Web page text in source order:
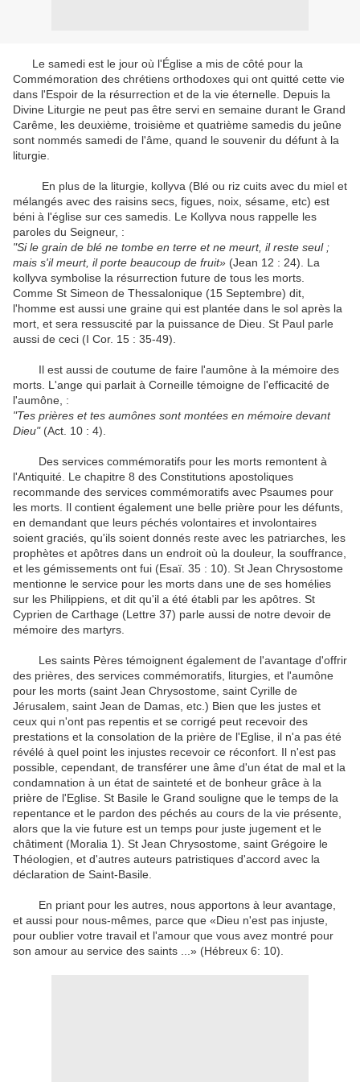
Le samedi est le jour où l'Église a mis de côté pour la
Commémoration des chrétiens orthodoxes qui ont quitté cette vie
dans l'Espoir de la résurrection et de la vie éternelle Depuis la
Divine Liturgie ne peut pas être servi en semaine durant le Grand
Carême les deuxième troisième et quatrième samedis du jeûne
sont nommés samedi de l'âme , quand le souvenir du défunt à la
liturgie
En plus de la liturgie kollyva (Blé ou riz cuits avec du miel et
mélangés avec des raisins secs , figues, noix, sésame , etc) est
béni à l'église sur ces samedis Le Kollyva nous rappelle les
paroles du Seigneur, :
"Si le grain de blé ne tombe en terre et ne meurt, il reste seul ;
mais s'il meurt, ilporte beaucoup de fruit» (Jean 12 : 24)
La
kollyva symbolise la résurrection future de tous les morts
Comme St Simeon de Thessalonique (15 Septembre) dit
l'homme est aussi une graine qui est plantée dans le sol après la
mort, et sera ressuscité par la puissance de Dieu St Paul parle
aussi de ceci (I Cor. 15 : 35-49)
Il est aussi de coutume de faire l'aumône à la mémoire des
morts L'ange qui parlait à Corneille témoigne de l'efficacité de
l'aumône :
"Tes prières et tes aumônes sont montées en mémoire devant
Dieu" (Act. 10 : 4)
Des services commémoratifs pour les morts remontent à
l'Antiquité Le chapitre 8 des Constitutions apostoliques
recommande des services commémoratifs avec Psaumes pour
les morts Il contient également une belle prière pour les défunts
en demandant que leurs péchés volontaires et involontaires
soient graciés qu'ils soient donnés reste avec les patriarches , les
prophètes et apôtres dans un endroit où la douleur, la souffrance
et les gémissements ont fui (Esaï. 35 : 10) St Jean Chrysostome
mentionne le service pour les morts dans une de ses homélies
sur les Philippiens et dit qu'il a été établi par les apôtres St
Cyprien de Carthage (Lettre 37) parle aussi de notre devoir de
mémoire des martyrs
Les saints Pères témoignent également de l'avantage d'offrir
des prières, des services commémoratifs liturgies et l'aumône
pour les morts (saint Jean Chrysostome saint Cyrille de
Jérusalem saint Jean de Damas , etc.) Bien que les justes et
ceux qui n'ont pas repentis et se corrigé peut recevoir des
prestations et la consolation de la prière de l'Eglise , il n'a pas été
révélé à quel point les injustes recevoir ce réconfort Il n'est pas
possible cependant, de transférer une âme d'un état de mal et la
condamnation à un état de sainteté et de bonheur grâce à la
prière de l'Eglise St Basile le Grand souligne que le temps de la
repentance et le pardon des péchés au cours de la vie présente
alors que la vie future est un temps pour juste jugement et le
châtiment (Moralia 1) St Jean Chrysostome saint Grégoire le
Théologien et d'autres auteurs patristiques d'accord avec la
déclaration de Saint-Basile
En priant pour les autres, nous apportons à leur avantage
et aussi pour nous-mêmes, parce que «Dieu n'est pas injuste,
pour oublier votre travail et l'amour que vous avez montré pour
son amour au service des saints » (Hébreux 6: 10)